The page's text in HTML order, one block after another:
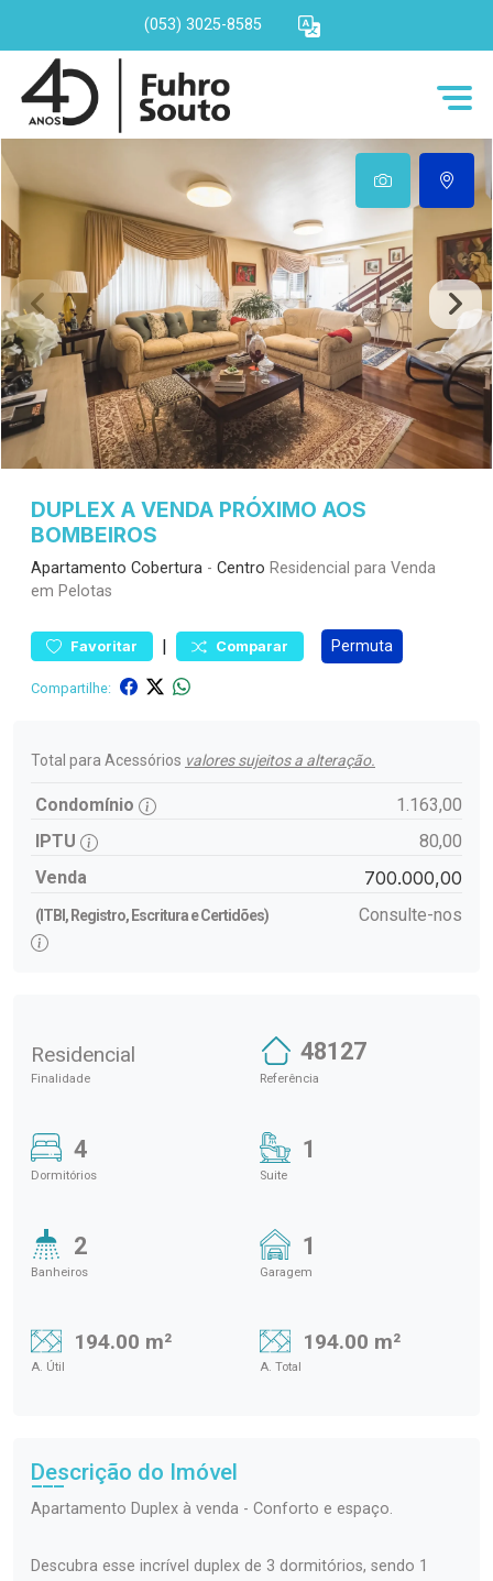
(053) 3025-8585
DUPLEX A VENDA PRÓXIMO AOS
BOMBEIROS
Apartamento Cobertura - Centro Residencial para Venda
em Pelotas
Favoritar | Comparar Permuta
Compartilhe:
Total para Acessórios valores sujeitos a alteração.
Condomínio
1.163,00
IPTU
80,00
Venda
700.000,00
(ITBI, Registro, Escritura e Certidões) Consulte-nos
Residencial
Finalidade
48127
Referência
4
Dormitórios
1
Suite
2
Banheiros
1
Garagem
194.00 m²
A. Útil
194.00 m²
A. Total
Descrição do Imóvel
Apartamento Duplex à venda - Conforto e espaço.
Descubra esse incrível duplex de 3 dormitórios, sendo 1